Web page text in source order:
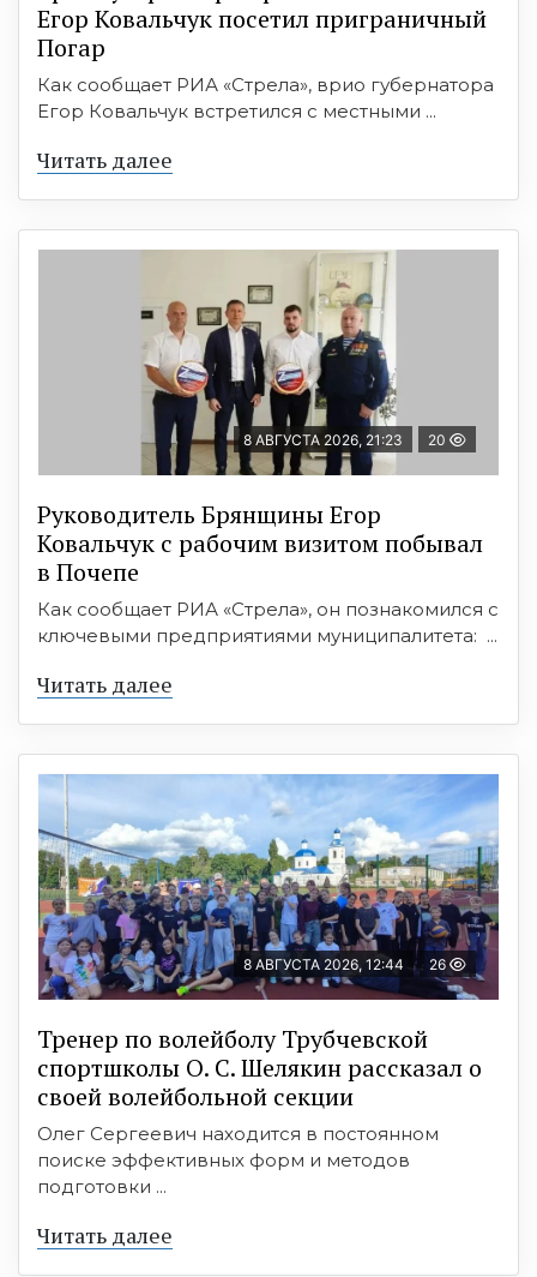
Егор Ковальчук посетил приграничный
Погар
Как сообщает РИА «Стрела», врио губернатора
Егор Ковальчук встретился с местными ...
Читать далее
8 АВГУСТА 2026, 21:23 20
Руководитель Брянщины Егор
Ковальчук с рабочим визитом побывал
в Почепе
Как сообщает РИА «Стрела», он познакомился с
ключевыми предприятиями муниципалитета: ...
Читать далее
8 АВГУСТА 2026, 12:44 26
Тренер по волейболу Трубчевской
спортшколы О. С. Шелякин рассказал о
своей волейбольной секции
Олег Сергеевич находится в постоянном
поиске эффективных форм и методов
подготовки ...
Читать далее